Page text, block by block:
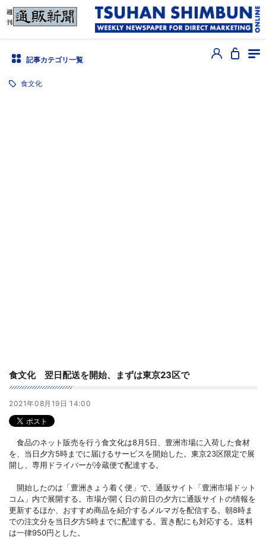
記事カテゴリ一覧
食文化
食文化 翌日配送を開始、まずは東京23区で
2021年08月19日 14:00
食品のネット販売を行う食文化は8月5日、豊洲市場に入荷した食材
を、当日夕方5時までに届けるサービスを開始した。東京23区限定で展
開し、専用ドライバーが冷蔵便で配達する。
開始したのは「豊洲きょう着く便」で、通販サイト「豊洲市場ドット
コム」内で展開する。市場が開く日の前日の夕方に通販サイトの情報を
更新するほか、おすすめ商品を紹介するメルマガを配信する。朝8時ま
での注文分を当日夕方5時までに配達する。置き配にも対応する。送料
は一律950円とした。